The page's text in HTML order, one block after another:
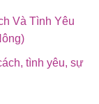
Và Tình Yêu
tình yêu, sự